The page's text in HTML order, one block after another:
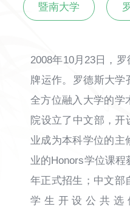
暨南大学
2008年10月23日，
牌运作。罗德斯大学
全方位融入大学的学
院设立了中文部，
业成为本科学位的主
业的Honors学位课
年正式招生；中文部
学生开设公共选